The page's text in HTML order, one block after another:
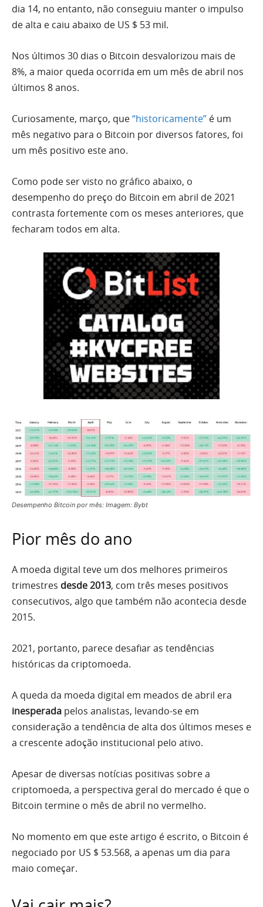
dia 14, no entanto, não conseguiu manter o impulso
de alta e caiu abaixo de US $ 53 mil.
Nos últimos 30 dias o Bitcoin desvalorizou mais de
8%, a maior queda ocorrida em um mês de abril nos
últimos 8 anos.
Curiosamente, março, que“historicamente” é um
mês negativo para o Bitcoin por diversos fatores, foi
um mês positivo este ano.
Como pode ser visto no gráfico abaixo, o
desempenho do preço do Bitcoin em abril de 2021
contrasta fortemente com os meses anteriores, que
fecharam todos em alta.
Desempenho Bitcoin por mês: Imagem: Bybt
Pior mês do ano
A moeda digital teve um dos melhores primeiros
trimestres desde2013, com três meses positivos
consecutivos, algo que também não acontecia desde
2015.
2021, portanto, parece desafiar as tendências
históricas da criptomoeda.
A queda da moeda digital em meados de abril era
inesperada pelos analistas, levando-se em
consideração a tendência de alta dos últimos meses e
a crescente adoção institucional pelo ativo.
Apesar de diversas notícias positivas sobre a
criptomoeda, a perspectiva geral do mercado é que o
Bitcoin termine o mês de abril no vermelho.
No momento em que este artigo é escrito, o Bitcoin é
negociado por US $ 53.568, a apenas um dia para
maio começar.